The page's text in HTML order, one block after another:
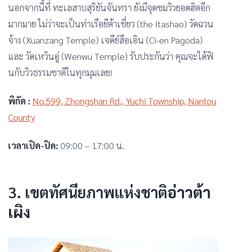
นอกจากนี้ที่ ทะเลสาบสุริยันจันทรา ยังมีจุดชมวิวยอดฮิตอีก
มากมาย ไม่ว่าจะเป็นท่าเรือยีต้าเชี่ยว (the Itashao) วัดฉวน
จ้าง (Xuanzang Temple) เจดีย์สือเอิน (Ci-en Pagoda)
และ วัดเหวินอู่ (Wenwu Temple) รับประกันว่า คุณจะได้ฟิ
นกับวิวธรรมชาติในทุกมุมเลย!
พิกัด : No.599, Zhongshan Rd., Yuchi Township, Nantou
County
เวลาเปิด-ปิด: 09:00 – 17:00 น.
3. เขตทัศนียภาพแห่งชาติอ่าวต้า
เผิง